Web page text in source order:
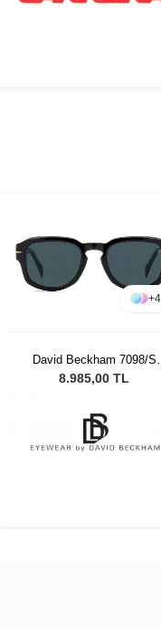
+4
David Beckham 7098/S
807KU 51 Unisex Güneş
8.985,00 TL